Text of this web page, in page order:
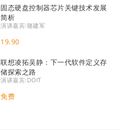
固态硬盘控制器芯片关键技术发展
简析
演讲嘉宾:骆建军
19.90
联想凌拓吴静：下一代软件定义存
储探索之路
演讲嘉宾:DOIT
免费